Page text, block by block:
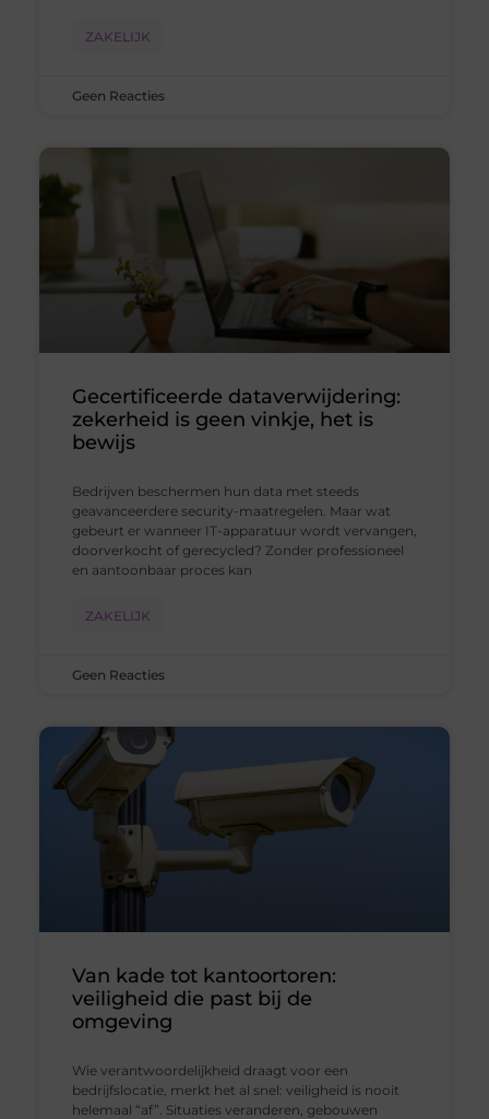
ZAKELIJK
Geen Reacties
Gecertificeerde dataverwijdering:
zekerheid is geen vinkje, het is
bewijs
Bedrijven beschermen hun data met steeds
geavanceerdere security-maatregelen. Maar wat
gebeurt er wanneer IT-apparatuur wordt vervangen,
doorverkocht of gerecycled? Zonder professioneel
en aantoonbaar proces kan
ZAKELIJK
Geen Reacties
Van kade tot kantoortoren:
veiligheid die past bij de
omgeving
Wie verantwoordelijkheid draagt voor een
bedrijfslocatie, merkt het al snel: veiligheid is nooit
helemaal “af”. Situaties veranderen, gebouwen